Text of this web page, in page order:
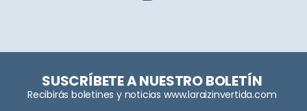
SUSCRÍBETE A NUESTRO BOLETÍN
Recibirás boletines y noticias www.laraizinvertida.com